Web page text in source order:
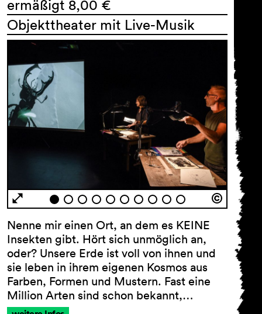
ermäßigt 8,00 €
Objekttheater mit Live-Musik
Nenne mir einen Ort, an dem es KEINE
Insekten gibt. Hört sich unmöglich an,
oder? Unsere Erde ist voll von ihnen und
sie leben in ihrem eigenen Kosmos aus
Farben, Formen und Mustern. Fast eine
Million Arten sind schon bekannt,…